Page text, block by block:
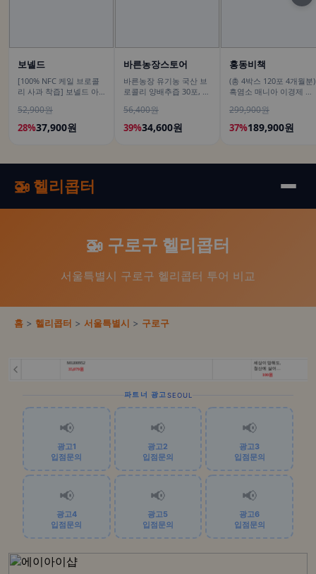
보넬드
[100% NFC 케일 브로콜
리 사과 착즙] 보넬드 아
개
52,900원
28%37,900원
바른농장스토어
바른농장 유기농 국산 브
로콜리 양배추즙 30포, 1
56,400원
39%34,600원
홍동비책
(총 4박스 120포 4개월분)
흑염소 매니아 이경제 흑
국내산 이경재 30포
15ml, 4개
299,900원
37%189,900원
🚁 헬리콥터
🚁 구로구 헬리콥터
서울특별시 구로구 헬리콥터 투어 비교
홈 > 헬리콥터 > 서울특별시 > 구로구
파트너 광고SEOUL
📢
광고1
입점문의
📢
광고2
입점문의
📢
광고3
입점문의
📢
광고4
입점문의
📢
광고5
입점문의
📢
광고6
입점문의